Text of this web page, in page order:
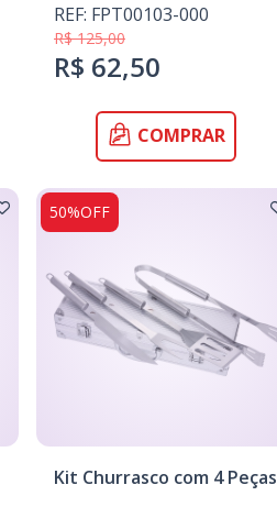
REF: FPT00103-000
R$ 125,00
R$ 62,50
COMPRAR
50%OFF
Kit Churrasco com 4 Peças